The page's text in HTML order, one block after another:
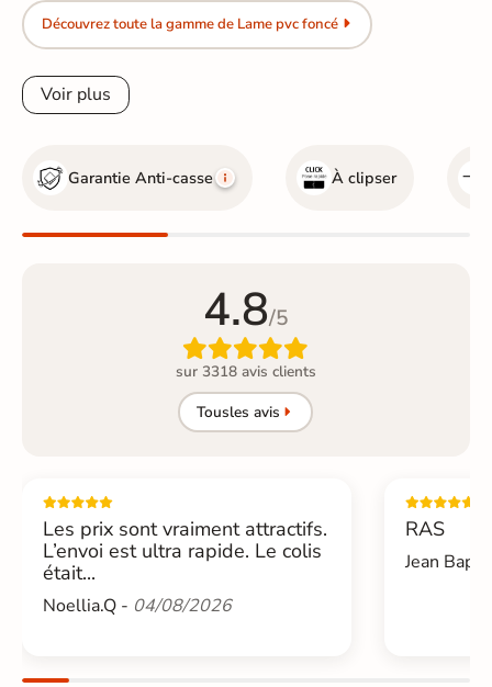
Découvrez toute la gamme de Lame pvc foncé
Voir plus
Garantie Anti-casse À clipser
4.8/5

sur 3318 avis clients
Tousles avis
Les prix sont vraiment attractifs.
L’envoi est ultra rapide. Le colis
était...
Noellia.Q - 04/08/2026
RAS
Jean